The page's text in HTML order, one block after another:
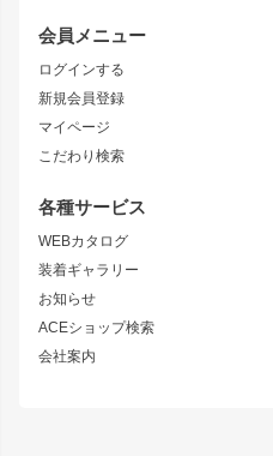
会員メニュー
ログインする
新規会員登録
マイページ
こだわり検索
各種サービス
WEBカタログ
装着ギャラリー
お知らせ
ACEショップ検索
会社案内
トレノ
マークX
ニッサン
S15 シルビア
S14 シルビア 後期
S13 シルビア
180SX
シルエイティ
スズキ
リアウイング
ジムニーパーツ
ホイール
MUD-S7
MUD-SR7